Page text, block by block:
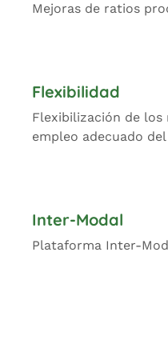
Mejoras de ratios
Flexibilidad
Flexibilización de los
empleo adecuado del
Inter-Modal
Plataforma Inter-